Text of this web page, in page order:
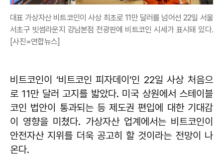
대표 가상자산 비트코인이 사상 최초로 11만 달러를 넘어선 22일 서울
서초구 빗썸라운지 강남본점 전광판에 비트코인 시세가 표시돼 있다.
[사진=연합뉴스]
비트코인이 ‘비트코인 피자데이’인 22일 사상 처음으
로 11만 달러 고지를 밟았다. 미국 상원에서 스테이블
코인 법안이 통과되는 등 제도권 편입에 대한 기대감
이 영향을 미쳤다. 가상자산 업계에서는 비트코인이
안전자산 지위를 더욱 공고히 할 것이라는 전망이 나
온다.